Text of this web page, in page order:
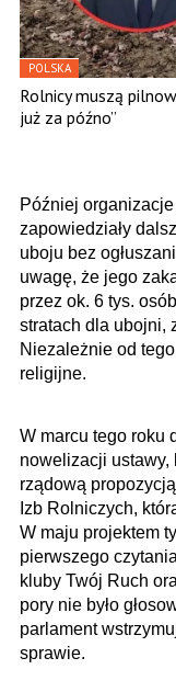
POLSKA
Rolnicy muszą
już za późno”
Później
zapowiedziały
uboju bez
uwagę, że jego
przez ok. 6 tys.
stratach dla ubojni,
Niezależnie od
religijne.
W marcu tego roku
nowelizacji ustawy,
rządową
Izb Rolniczych,
W maju projektem
pierwszego
kluby Twój Ruch
pory nie było
parlament
sprawie.